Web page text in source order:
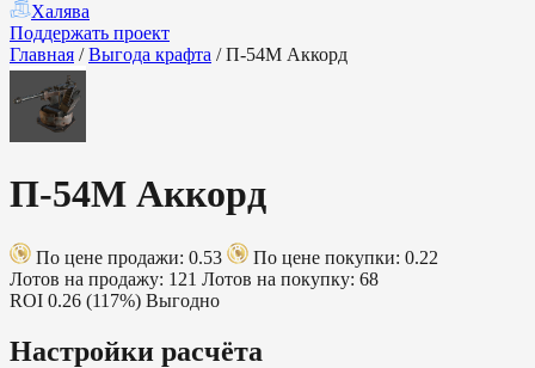
Халява
Поддержать проект
Главная / Выгода крафта / П-54М Аккорд
П-54М Аккорд
По цене продажи: 0.53
По цене покупки: 0.22
Лотов на продажу: 121 Лотов на покупку: 68
ROI 0.26 (117%) Выгодно
Настройки расчёта